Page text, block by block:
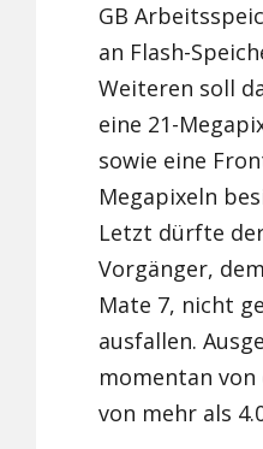
GB
an Flash-
Weiteren soll
eine 21-
sowie eine
Megapixeln
Letzt dürfte
Vorgänger,
Mate 7, nicht
ausfallen.
momentan
von mehr als